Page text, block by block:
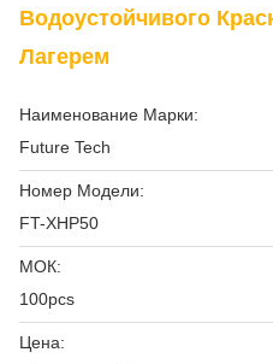
Водоустойчивого
Лагерем
Наименование Марки:
Future Tech
Номер Модели:
FT-XHP50
МОК:
100pcs
Цена: